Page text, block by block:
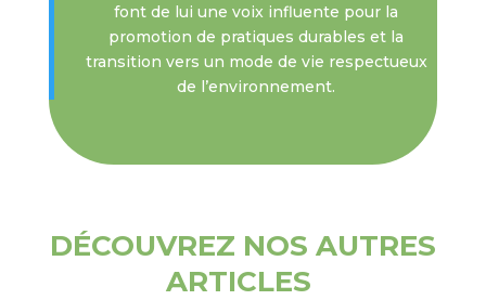
font de lui une voix influente pour la
promotion de pratiques durables et la
transition vers un mode de vie respectueux
de l’environnement.
DÉCOUVREZ NOS AUTRES
ARTICLES